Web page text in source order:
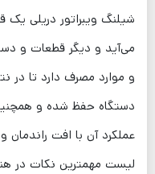
شیلنگ ویبراتور دریلی
می‌آید و دیگر قطعات و
و موارد مصرف دارد تا در
دستگاه حفظ شده و
عملکرد آن با افت راندمان
لیست مهمترین نکات در